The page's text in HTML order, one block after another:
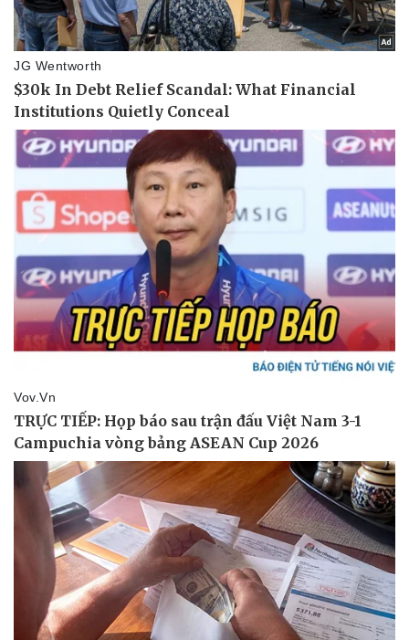
Sức khỏe
Dinh dưỡng - món ngon
Sản phụ khoa
Nhi khoa
Nam khoa
Làm đẹp - giảm cân
Phòng mạch online
Ăn sạch sống khỏe
Đời sống
Nhà đẹp